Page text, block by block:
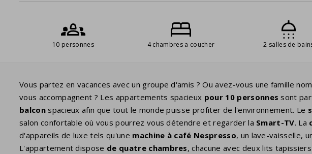
10 personnes 4 chambres a coucher 2 salles de
Vous partez en vacances avec un groupe d'amis ? Ou avez-vous une famille
vous accompagnent ? Les appartements spacieux pour 10 personnes sont
balconspacieux afin que tout le monde puisse profiter de l'environnement. Le
salon confortable où vous pourrez vous détendre et regarder la Smart-TV. La
d'appareils de luxe tels qu'une machine à café Nespresso, un lave-vaisselle,
L'appartement dispose de quatre chambres, chacune avec deux lits